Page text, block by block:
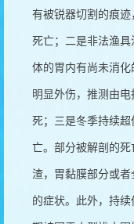
有被锐器切割的痕
死亡；二是非法渔
体的胃内有尚未消
明显外伤，推测由
死；三是冬季持续
亡。部分被解剖的
渣，胃黏膜部分或
的症状。此外，持